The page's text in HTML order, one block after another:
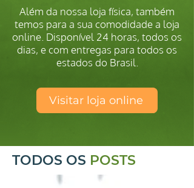
Além da nossa loja física, também
temos para a sua comodidade a loja
online. Disponível 24 horas, todos os
dias, e com entregas para todos os
estados do Brasil.
Visitar loja online
TODOS OS POSTS